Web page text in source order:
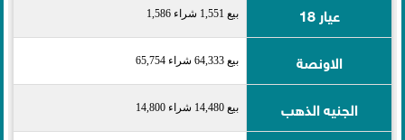
عيار 18 بيع 1,551 شراء 1,586
الاونصة بيع 64,333 شراء 65,754
الجنيه الذهب بيع 14,480 شراء 14,800